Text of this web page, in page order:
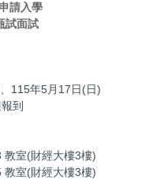
請入學
試面試
115年5月17日(日)
到
教室(財經大樓3樓)
教室(財經大樓3樓)